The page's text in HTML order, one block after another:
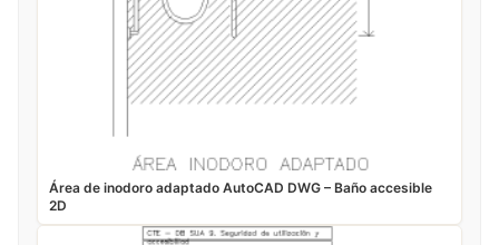
Área de inodoro adaptado AutoCAD DWG – Baño accesible
2D